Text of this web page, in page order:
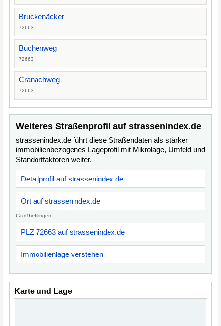
Bruckenäcker
72663
Buchenweg
72663
Cranachweg
72663
Weiteres Straßenprofil auf strassenindex.de
strassenindex.de führt diese Straßendaten als stärker
immobilienbezogenes Lageprofil mit Mikrolage, Umfeld und
Standortfaktoren weiter.
Detailprofil auf strassenindex.de
Ort auf strassenindex.de
Großbettlingen
PLZ 72663 auf strassenindex.de
Immobilienlage verstehen
Karte und Lage